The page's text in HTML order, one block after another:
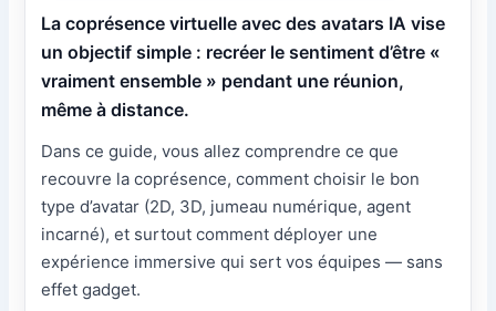
La coprésence virtuelle avec des avatars IA vise
un objectif simple : recréer le sentiment d’être «
vraiment ensemble » pendant une réunion,
même à distance.
Dans ce guide, vous allez comprendre ce que
recouvre la coprésence, comment choisir le bon
type d’avatar (2D, 3D, jumeau numérique, agent
incarné), et surtout comment déployer une
expérience immersive qui sert vos équipes — sans
effet gadget.